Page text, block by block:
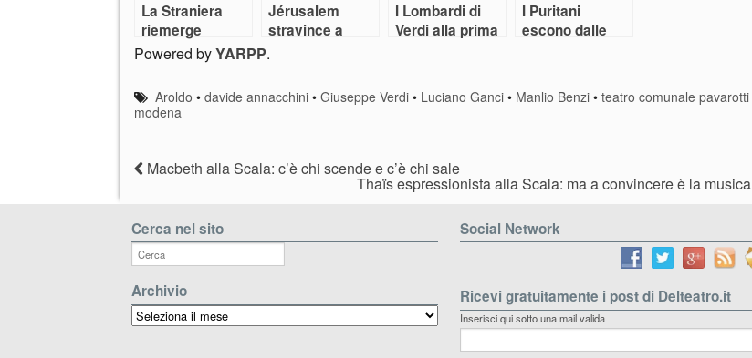
La Straniera
riemerge
dall’oblio ed è
successo
Jérusalem
stravince a
Verdi
I Lombardi di
Verdi alla prima
I Puritani
escono dalle
Powered byYARPP.
Aroldo •davide annacchini •Giuseppe Verdi • Luciano Ganci • Manlio Benzi •teatro comunale pavarotti
modena
Macbeth alla Scala: c’è chi scende e c’è chi sale
Thaïs espressionista alla Scala: ma a convincere è la musica
Cerca nel sito
Archivio
Archivio
Social Network
Ricevi gratuitamente i post di Delteatro.it
Inserisci qui sotto una mail valida